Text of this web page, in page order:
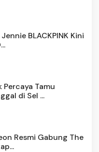
BLACKPINK Kini
Percaya Tamu
di Sel ...
Resmi Gabung The